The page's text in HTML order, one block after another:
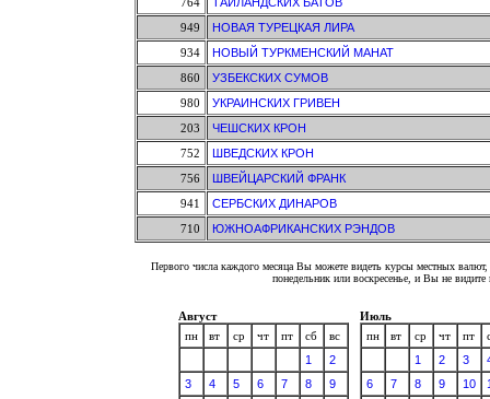
949
НОВАЯ ТУРЕЦКАЯ ЛИРА
934
НОВЫЙ ТУРКМЕНСКИЙ МАНАТ
860
УЗБЕКСКИХ СУМОВ
980
УКРАИНСКИХ ГРИВЕН
203
ЧЕШСКИХ КРОН
752
ШВЕДСКИХ КРОН
756
ШВЕЙЦАРСКИЙ ФРАНК
941
СЕРБСКИХ ДИНАРОВ
710
ЮЖНОАФРИКАНСКИХ РЭНДОВ
Первого числа каждого месяца Вы можете видеть курсы местных
понедельник или воскресенье, и Вы не
Август
пн
вт ср чт пт сб
вс
1
2
3
4 5 6 7 8
9
Июль
пн
вт ср чт пт
1
2 3
6
7 8 9 10